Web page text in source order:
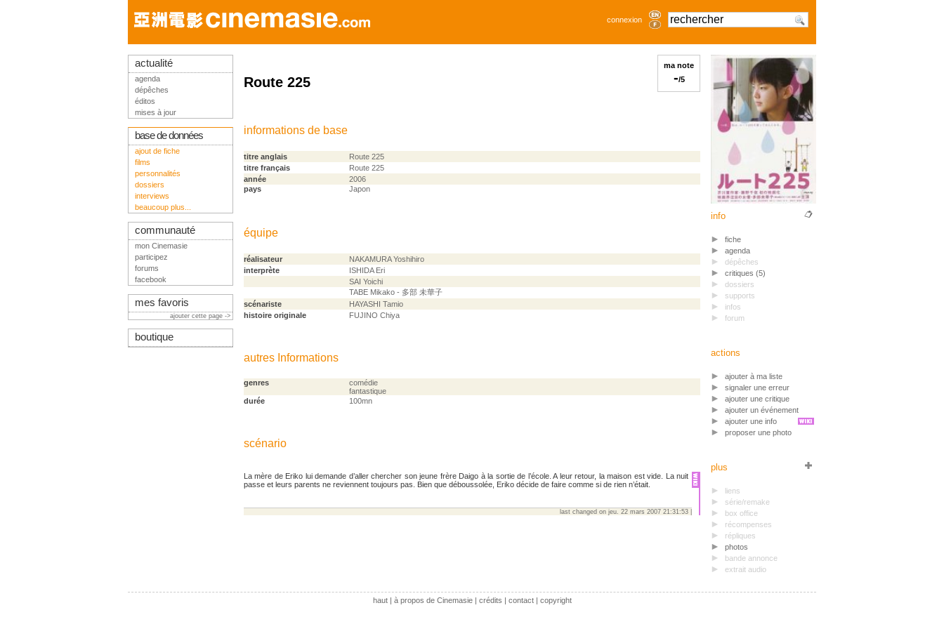
connexion
ma note
-/5
Route 225
informations de base
titre anglais
Route 225
titre français
Route 225
année
2006
pays
Japon
équipe
réalisateur
NAKAMURA Yoshihiro
interprète
ISHIDA Eri
SAI Yoichi
TABE Mikako - 多部 未華子
scénariste
HAYASHI Tamio
histoire originale
FUJINO Chiya
autres Informations
genres
comédie
fantastique
durée
100mn
scénario
La mère de Eriko lui demande d’aller chercher son jeune frère Daigo à la sortie de l’école. A leur retour, la maison est vide. La nuit
passe et leurs parents ne reviennent toujours pas. Bien que déboussolée, Eriko décide de faire comme si de rien n’était.
last changed on jeu. 22 mars 2007 21:31:53 |
info
fiche
agenda
dépêches
critiques (5)
dossiers
supports
infos
forum
actions
ajouter à ma liste
signaler une erreur
ajouter une critique
ajouter un événement
ajouter une info
proposer une photo
plus
liens
série/remake
box office
récompenses
répliques
photos
bande annonce
extrait audio
actualité
agenda
dépêches
éditos
mises à jour
base de données
ajout de fiche
films
personnalités
dossiers
interviews
beaucoup plus...
communauté
mon Cinemasie
participez
forums
facebook
mes favoris
ajouter cette page ->
boutique
haut| à propos de Cinemasie| crédits | contact| copyright